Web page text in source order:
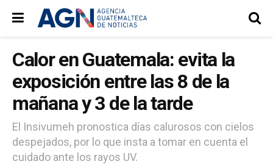
Calor en Guatemala: evita la
exposición entre las 8 de la
mañana y 3 de la tarde
El Insivumeh pronostica días calurosos con cielos
despejados, por lo que insta a tomar en cuenta el
cuidado ante los rayos UV.